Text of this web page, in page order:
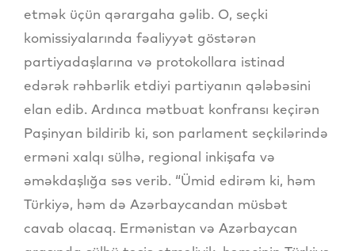
etmək üçün qərargaha gəlib. O, seçki
komissiyalarında fəaliyyət göstərən
partiyadaşlarına və protokollara istinad
edərək rəhbərlik etdiyi partiyanın qələbəsini
elan edib. Ardınca mətbuat konfransı keçirən
Paşinyan bildirib ki, son parlament seçkilərində
erməni xalqı sülhə, regional inkişafa və
əməkdaşlığa səs verib. “Ümid edirəm ki, həm
Türkiyə, həm də Azərbaycandan müsbət
cavab olacaq. Ermənistan və Azərbaycan